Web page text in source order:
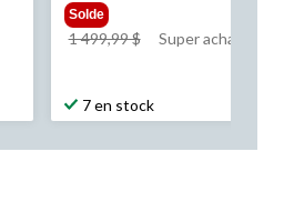
Solde
1 499,99 $
prix
Super achat
7 en stock